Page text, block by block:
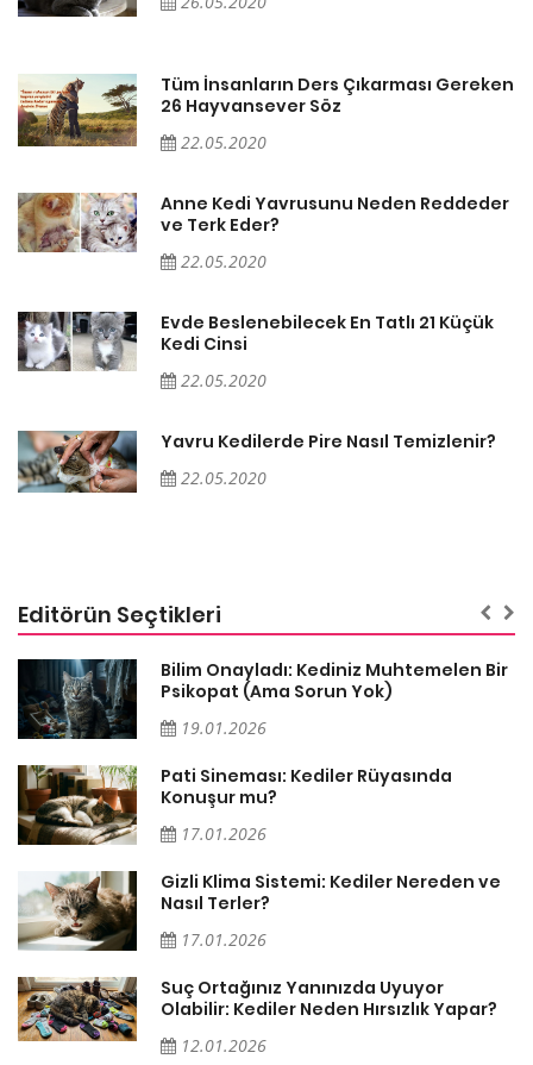
Tüm İnsanların Ders Çıkarması Gereken
26 Hayvansever Söz
22.05.2020
Anne Kedi Yavrusunu Neden Reddeder
ve Terk Eder?
22.05.2020
Evde Beslenebilecek En Tatlı 21 Küçük
Kedi Cinsi
22.05.2020
Yavru Kedilerde Pire Nasıl Temizlenir?
22.05.2020
Editörün Seçtikleri
Bilim Onayladı: Kediniz Muhtemelen Bir
Psikopat (Ama Sorun Yok)
19.01.2026
Pati Sineması: Kediler Rüyasında
Konuşur mu?
17.01.2026
Gizli Klima Sistemi: Kediler Nereden ve
Nasıl Terler?
17.01.2026
Suç Ortağınız Yanınızda Uyuyor
Olabilir: Kediler Neden Hırsızlık Yapar?
12.01.2026